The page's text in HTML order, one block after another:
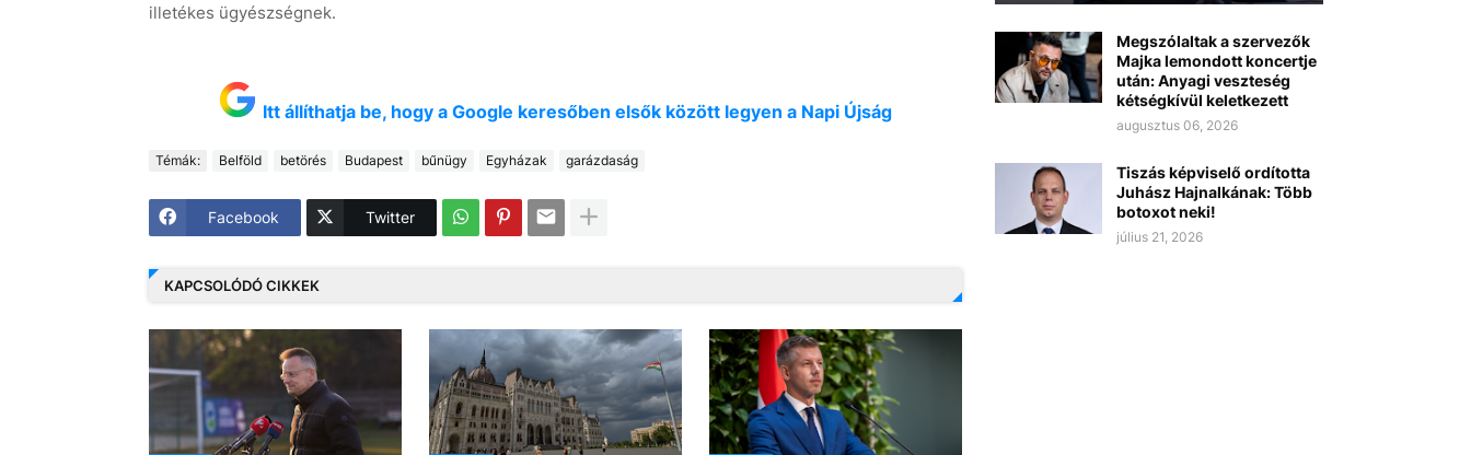
illetékes ügyészségnek.
Itt állíthatja be, hogy a Google keresőben elsők között legyen a Napi Újság
Témák: Belföld betörés Budapest bűnügy Egyházak garázdaság
Facebook Twitter
KAPCSOLÓDÓ CIKKEK
Megszólaltak a szervezők
Majka lemondott koncertje
után: Anyagi veszteség
kétségkívül keletkezett
augusztus 06, 2026
Tiszás képviselő ordította
Juhász Hajnalkának: Több
botoxot neki!
július 21, 2026